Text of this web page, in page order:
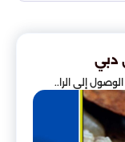
دبي
إلى الرا..